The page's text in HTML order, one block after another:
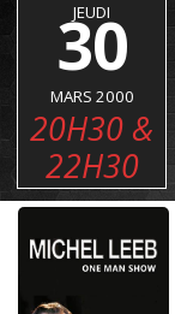
JEUDI
30
MARS 2000
20H30 &
22H30